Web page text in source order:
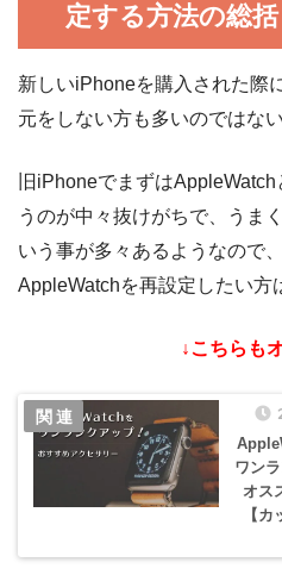
定する方法の総括
新しいiPhoneを購入された際
元をしない方も多いのではな
旧iPhoneでまずは
うのが中々抜けがちで、うま
いう事が多々あるようなので
AppleWatchを再設定したい方
↓こちらも
ワン
オス
【